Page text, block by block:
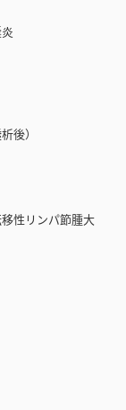
後）
性リンパ節腫大